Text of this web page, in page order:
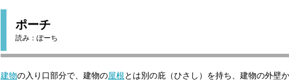
ポーチ
読み： ぽーち
建物の入り口部分で、建物の屋根とは別の庇（ひさし）を持ち、建物の外壁